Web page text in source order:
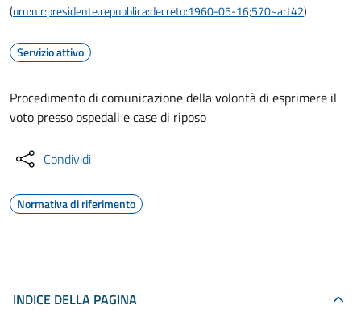
(urn:nir:presidente.repubblica:decreto:1960-05-16;570~art42)
Servizio attivo
Procedimento di comunicazione della volontà di esprimere il
voto presso ospedali e case di riposo
Condividi
Normativa di riferimento
INDICE DELLA PAGINA